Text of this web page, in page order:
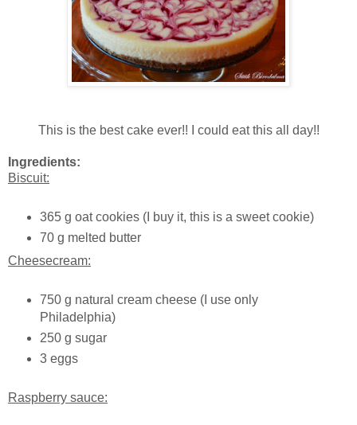
This is the best cake ever!! I could eat this all day!!
Ingredients:
Biscuit:
365 g oat cookies (I buy it, this is a sweet cookie)
70 g melted butter
Cheesecream:
750 g natural cream cheese (I use only
Philadelphia)
250 g sugar
3 eggs
Raspberry sauce: